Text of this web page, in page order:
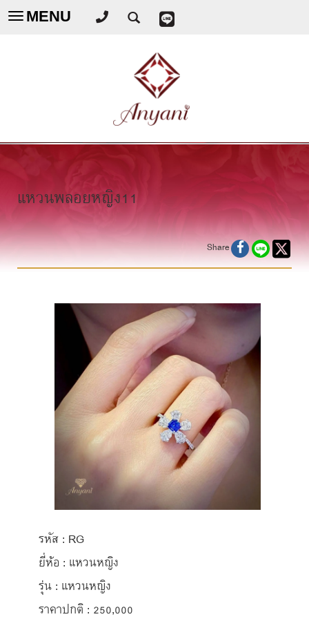
Toggle
MENU
แหวนพลอยหญิง11
Share
รหัส : RG
ยี่ห้อ : แหวนหญิง
รุ่น : แหวนหญิง
ราคาปกติ : 250,000